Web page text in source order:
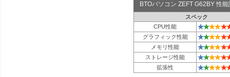
BTOパソコン ZEFT G62BY 性
スペック
CPU性能
★★★★★
グラフィック性能 ★★★★★
メモリ性能 ★★★★★
ストレージ性能 ★★★★★
拡張性 ★★★★★